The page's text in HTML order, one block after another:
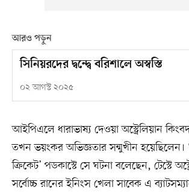
আরও পড়ুন
সিনিয়রদের দ্বন্দ্বে বরিশালে অস্বস্তি
০২ আগস্ট ২০২৫
আইপিএলে ধারাভাষ্য দেওয়া অস্ট্রেলিয়ান
তখন ভয়ংকর অভিজ্ঞতার সন্মুখীন
ক্রিকেট’ পডকাস্টে সে ঘটনা বলেছেন, টেস্টে
সর্বোচ্চ রানের ইনিংস খেলা সাবেক এ